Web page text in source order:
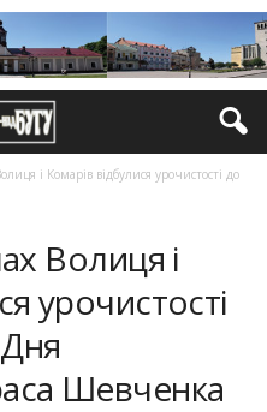
і Комарів відбулися урочистості до
Волиця і
урочистості
Шевченка